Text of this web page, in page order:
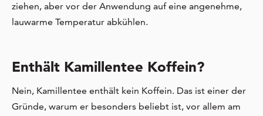
ziehen, aber vor der Anwendung auf eine angenehme,
lauwarme Temperatur abkühlen.
Enthält Kamillentee Koffein?
Nein, Kamillentee enthält kein Koffein. Das ist einer der
Gründe, warum er besonders beliebt ist, vor allem am